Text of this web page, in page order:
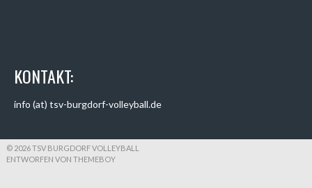
KONTAKT:
info (at) tsv-burgdorf-volleyball.de
© 2026 TSV BURGDORF VOLLEYBALL
ENTWORFEN VON THEMEBOY